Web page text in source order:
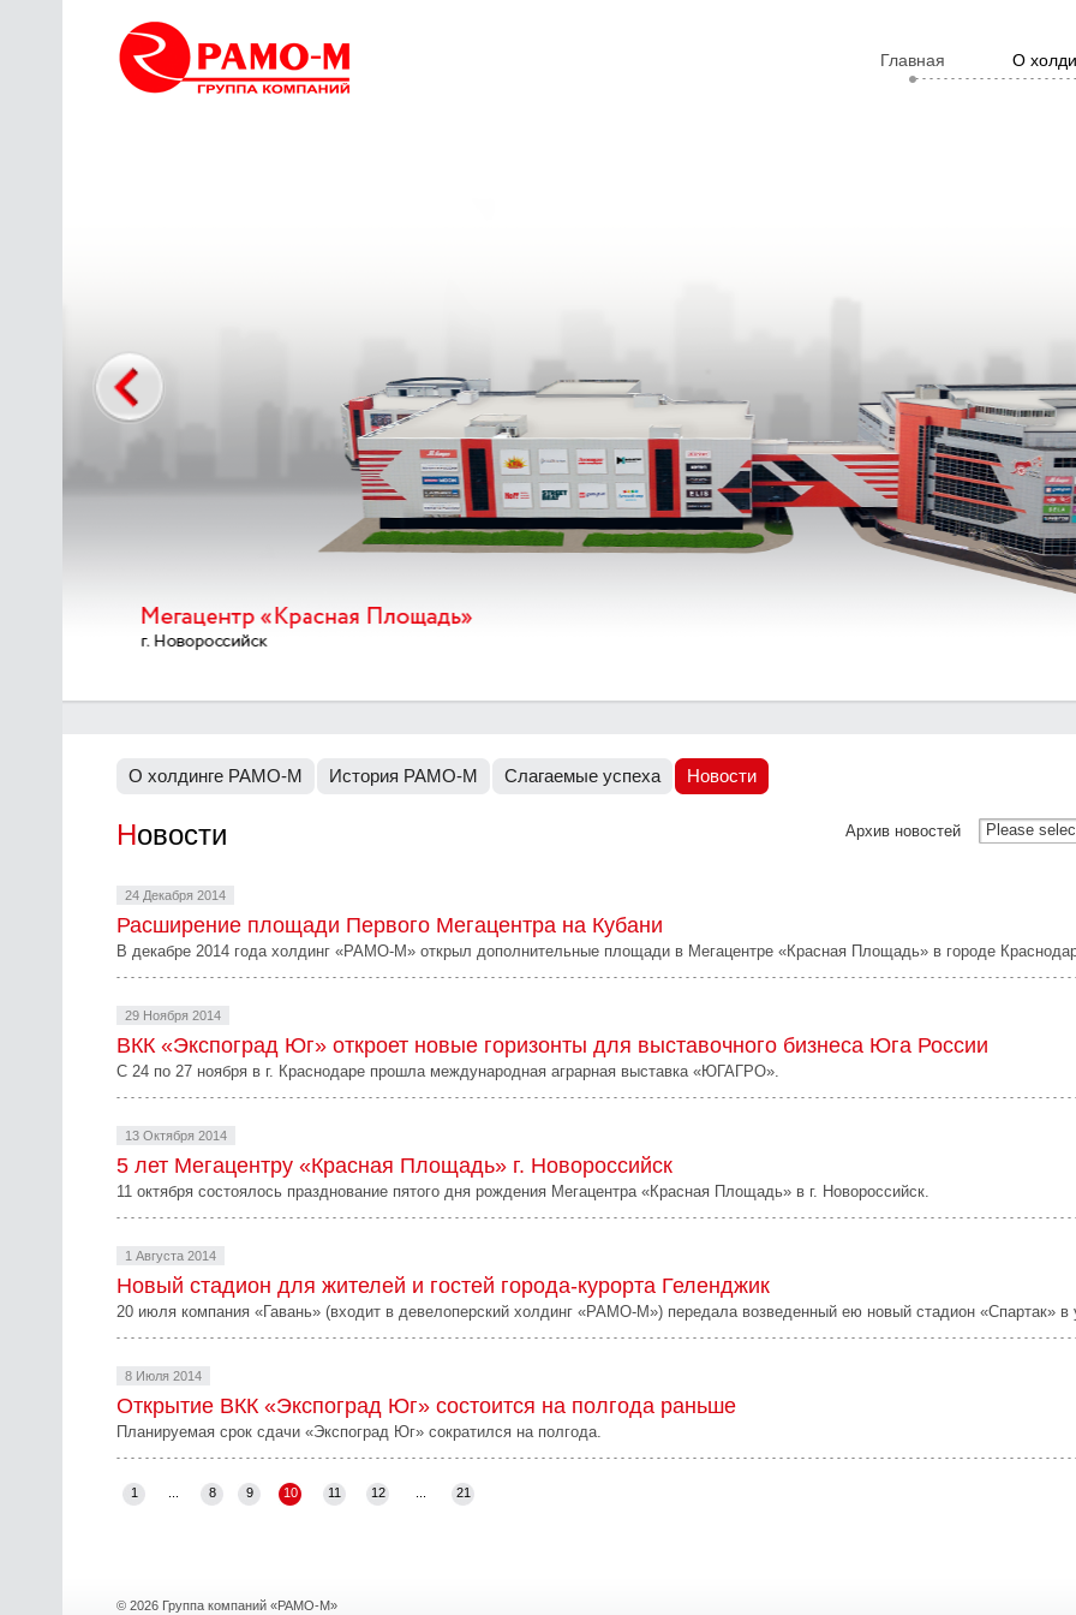
Главная О
О холдинге РАМО-М История РАМО-М Слагаемые успеха Новости
Архив новостей Please
Новости
24 Декабря 2014
Расширение площади Первого Мегацентра на Кубани
В декабре 2014 года холдинг «РАМО-М» открыл дополнительные площади в Мегацентре «Красная Площадь» в городе
29 Ноября 2014
ВКК «Экспоград Юг» откроет новые горизонты для выставочного бизнеса Юга России
С 24 по 27 ноября в г. Краснодаре прошла международная аграрная выставка «ЮГАГРО».
13 Октября 2014
5 лет Мегацентру «Красная Площадь» г. Новороссийск
11 октября состоялось празднование пятого дня рождения Мегацентра «Красная Площадь» в г. Новороссийск.
1 Августа 2014
Новый стадион для жителей и гостей города-курорта Геленджик
20 июля компания «Гавань» (входит в девелоперский холдинг «РАМО-М») передала возведенный ею новый стадион «Спартак» в
8 Июля 2014
Открытие ВКК «Экспоград Юг» состоится на полгода раньше
Планируемая срок сдачи «Экспоград Юг» сократился на полгода.
1 8 9 10 11 12 21
© 2026 Группа компаний «РАМО-М»